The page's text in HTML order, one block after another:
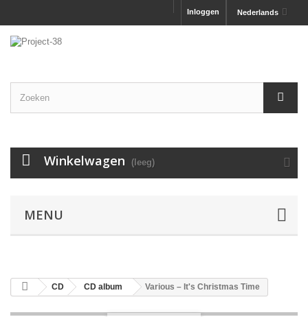
Nederlands
Inloggen
Winkelwagen (leeg)
MENU
CD CD album Various – It's Christmas Time